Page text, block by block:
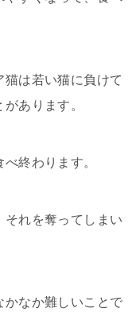
猫は若い猫に負けて
あります。
終わります。
それを奪ってしまい
かなか難しいことで